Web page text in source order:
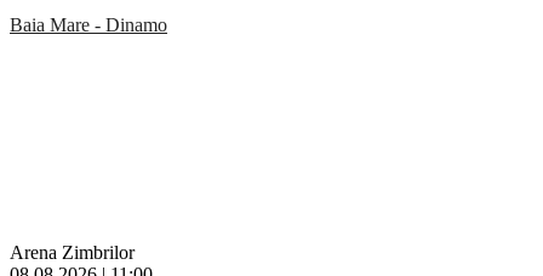
Baia Mare - Dinamo
Arena Zimbrilor